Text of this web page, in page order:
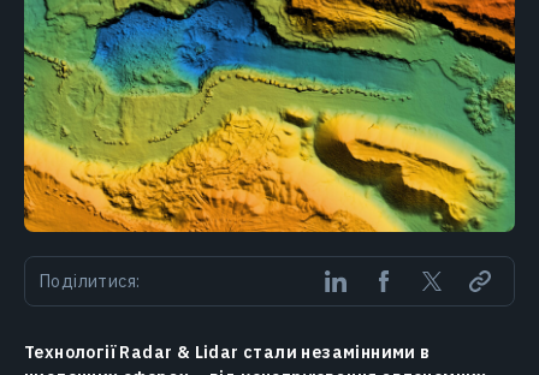
Поділитися:
Технології Radar & Lidar стали незамінними в